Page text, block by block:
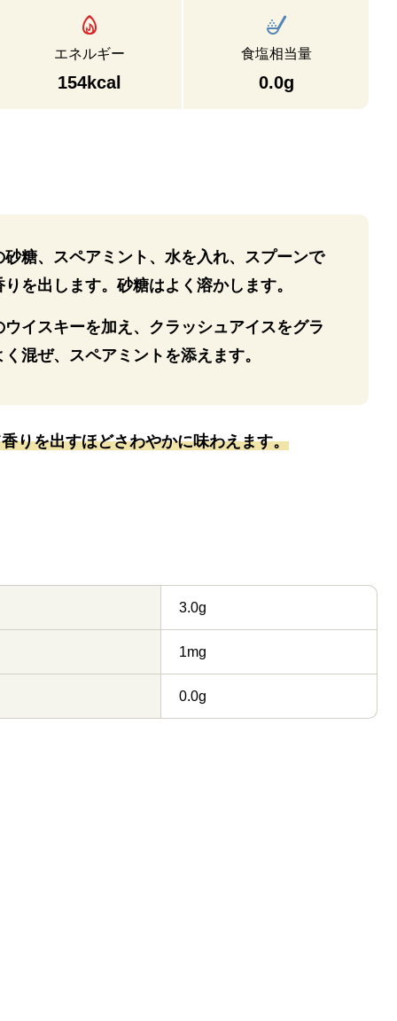
エネルギー
154kcal
食塩相当量
0.0g
砂糖、スペアミント、水を入れ、スプーンで
を出します。砂糖はよく溶かします。
ウイスキーを加え、クラッシュアイスをグラ
混ぜ、スペアミントを添えます。
りを出すほどさわやかに味わえます。
3.0g
1mg
0.0g